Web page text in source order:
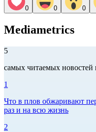
0 0 0
Mediametrics
5
самых читаемых новостей
1
Что в плов обжаривают
раз и на всю жизнь
2